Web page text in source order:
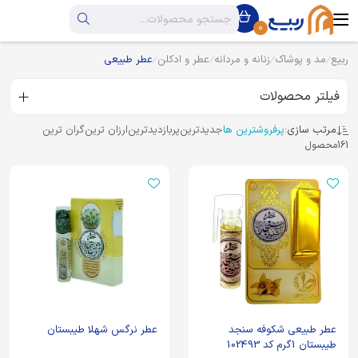
0
ربیع مد و پوشاک زنانه و مردانه عطر و ادکلن عطر طبیعی
فیلتر محصولات
مرتب سازی:پرفروشترین هاجدیدترینپربازدیدترینارزان ترینگران ترین
161محصول
عطر طبیعی شکوفه سنجد
طیبستان 1گرم کد 102493
عطر نرگس شهلا طیبستان